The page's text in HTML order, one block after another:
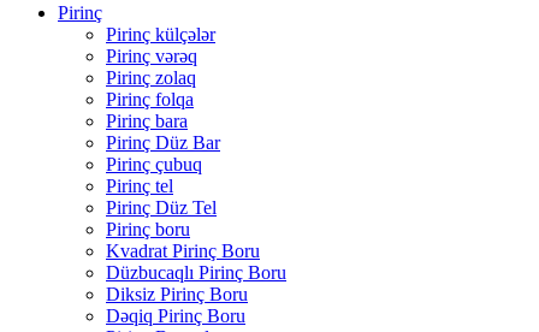
Pirinç
Pirinç külçələr
Pirinç vərəq
Pirinç zolaq
Pirinç folqa
Pirinç bara
Pirinç Düz Bar
Pirinç çubuq
Pirinç tel
Pirinç Düz Tel
Pirinç boru
Kvadrat Pirinç Boru
Düzbucaqlı Pirinç Boru
Diksiz Pirinç Boru
Dəqiq Pirinç Boru